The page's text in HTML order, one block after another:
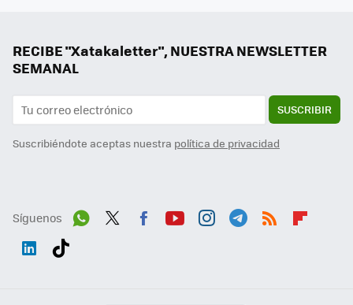
RECIBE "Xatakaletter", NUESTRA NEWSLETTER
SEMANAL
SUSCRIBIR
Suscribiéndote aceptas nuestra política de privacidad
Síguenos